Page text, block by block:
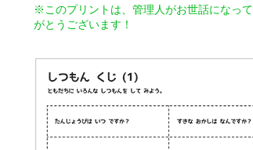
※このプリントは、管理人がお世話になっ
がとうございます！